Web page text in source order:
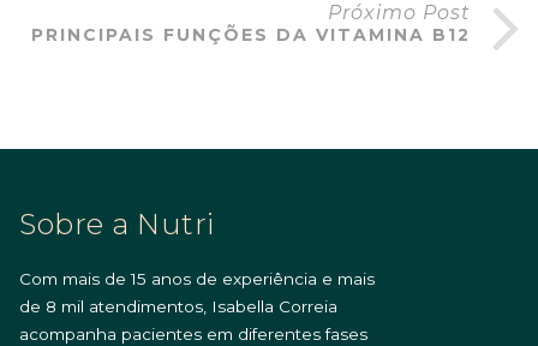
Próximo Post
PRINCIPAIS FUNÇÕES DA VITAMINA B12
Sobre a Nutri
Com mais de 15 anos de experiência e mais
de 8 mil atendimentos, Isabella Correia
acompanha pacientes em diferentes fases